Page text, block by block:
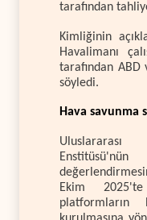
tarafından
Kimliğinin
Havalimanı
tarafından ABD
söyledi.
Hava savunma
Ekim
platformların